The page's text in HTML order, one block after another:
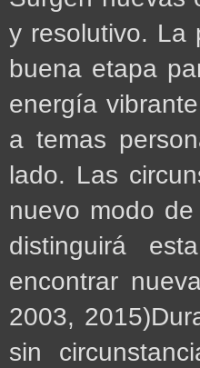
y resolutivo. La
buena etapa
energía
a temas
lado. Las
nuevo modo
distinguirá
encontrar
2003,
sin